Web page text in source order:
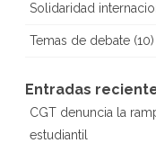
Solidaridad
Temas de debate (10)
Entradas
CGT denuncia la
estudiantil